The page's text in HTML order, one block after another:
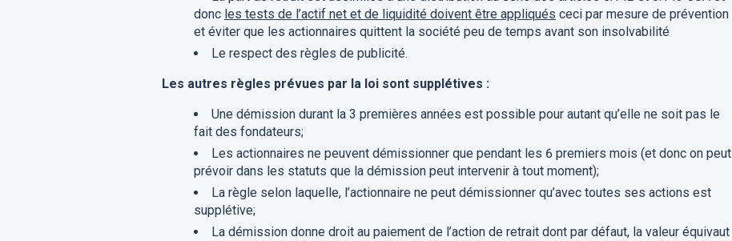
donc les tests de l’actif net et de liquidité doivent être appliqués ceci par mesure de prévention
et éviter que les actionnaires quittent la société peu de temps avant son insolvabilité
Le respect des règles de publicité.
Les autres règles prévues par la loi sont supplétives :
Une démission durant la 3 premières années est possible pour autant qu’elle ne soit pas le
fait des fondateurs;
Les actionnaires ne peuvent démissionner que pendant les 6 premiers mois (et donc on peut
prévoir dans les statuts que la démission peut intervenir à tout moment);
La règle selon laquelle, l’actionnaire ne peut démissionner qu’avec toutes ses actions est
supplétive;
La démission donne droit au paiement de l’action de retrait dont par défaut, la valeur équivaut